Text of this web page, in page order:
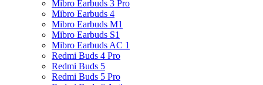
Mibro Earbuds 3 Pro
Mibro Earbuds 4
Mibro Earbuds M1
Mibro Earbuds S1
Mibro Earbuds AC 1
Redmi Buds 4 Pro
Redmi Buds 5
Redmi Buds 5 Pro